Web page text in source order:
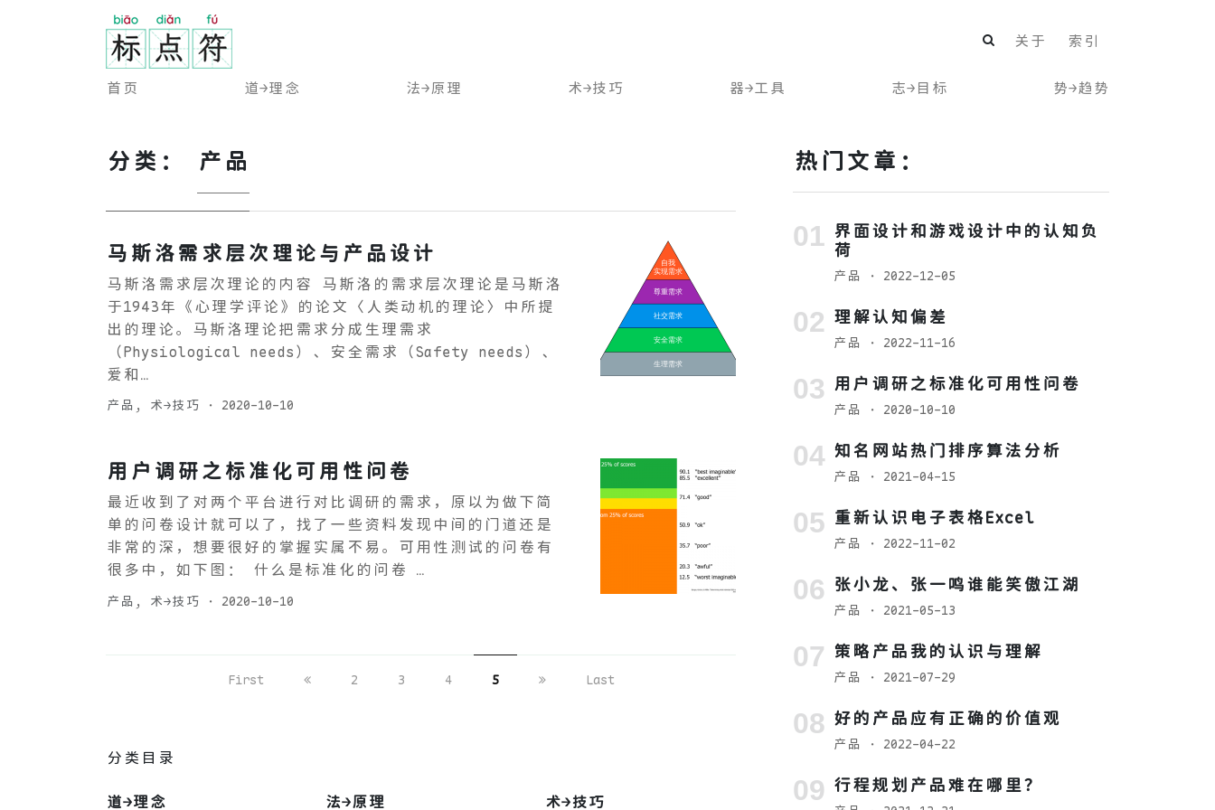
关于 索引
首页 道→理念 法→原理 术→技巧 器→工具 志→目标 势→趋势
分类： 产品
马斯洛需求层次理论与产品设计
马斯洛需求层次理论的内容 马斯洛的需求层次理论是马斯洛
于1943年《心理学评论》的论文〈人类动机的理论〉中所提
出的理论。马斯洛理论把需求分成生理需求
（Physiological needs）、安全需求（Safety needs）、
爱和…
产品 , 术→技巧 · 2020-10-10
用户调研之标准化可用性问卷
最近收到了对两个平台进行对比调研的需求，原以为做下简
单的问卷设计就可以了，找了一些资料发现中间的门道还是
非常的深，想要很好的掌握实属不易。可用性测试的问卷有
很多中，如下图： 什么是标准化的问卷 …
产品 , 术→技巧 · 2020-10-10
First 2 3 4 5 Last
分类目录
道→理念 法→原理 术→技巧
热门文章：
界面设计和游戏设计中的认知负
荷
产品 · 2022-12-05
理解认知偏差
产品 · 2022-11-16
用户调研之标准化可用性问卷
产品 · 2020-10-10
知名网站热门排序算法分析
产品 · 2021-04-15
重新认识电子表格Excel
产品 · 2022-11-02
张小龙、张一鸣谁能笑傲江湖
产品 · 2021-05-13
策略产品我的认识与理解
产品 · 2021-07-29
好的产品应有正确的价值观
产品 · 2022-04-22
行程规划产品难在哪里？